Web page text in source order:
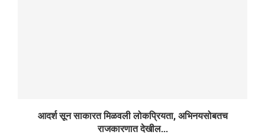
आदर्श सून साकारत मिळवली लोकप्रियता, अभिनयसोबतच
राजकारणात देखील...